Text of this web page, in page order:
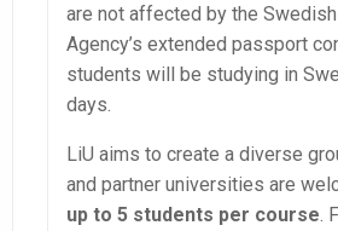
are not affected by the
Agency’s extended passport
students will be studying in
days.
LiU aims to create a diverse
and partner universities are
up to 5 students per course.